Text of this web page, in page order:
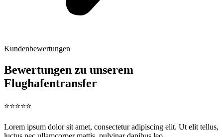
Kundenbewertungen
Bewertungen zu unserem
Flughafentransfer
⭐⭐⭐⭐⭐
Lorem ipsum dolor sit amet, consectetur adipiscing elit. Ut elit tellus,